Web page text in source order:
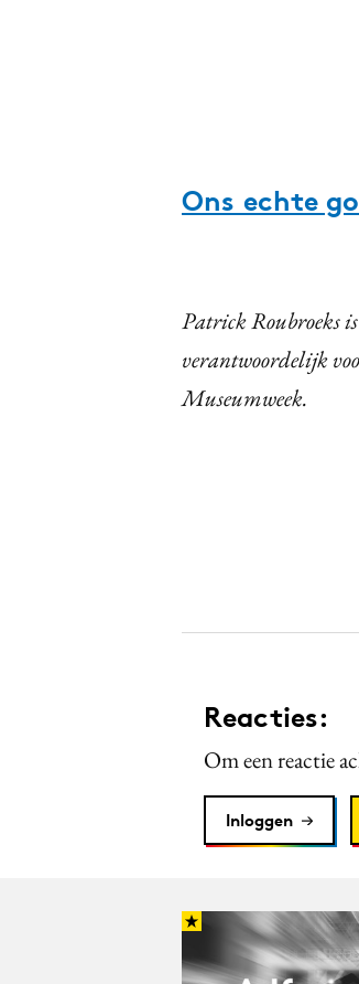
Ons echte
Patrick Roubroeks
verantwoordelijk
Museumweek.
Reacties:
Om een reactie
Inloggen